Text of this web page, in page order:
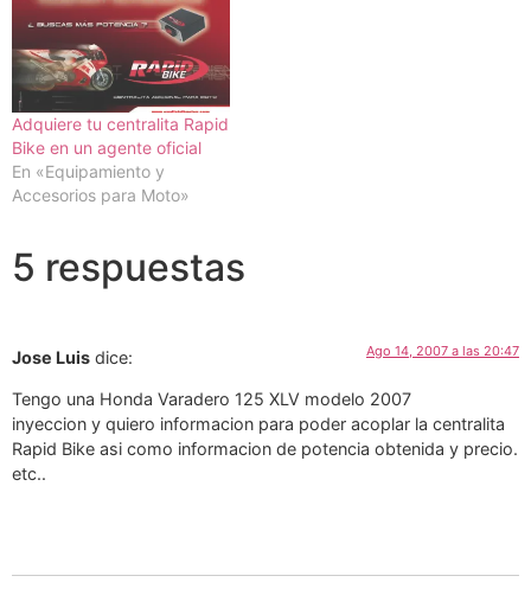
Adquiere tu centralita Rapid
Bike en un agente oficial
En «Equipamiento y
Accesorios para Moto»
5 respuestas
Jose Luis dice: Ago 14, 2007 a las 20:47
Tengo una Honda Varadero 125 XLV modelo 2007
inyeccion y quiero informacion para poder acoplar la centralita
Rapid Bike asi como informacion de potencia obtenida y precio.
etc..